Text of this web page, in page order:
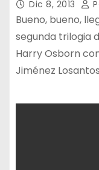
Dic 8, 2013
Bueno, bueno,
segunda trilogia
Harry Osborn
Jiménez